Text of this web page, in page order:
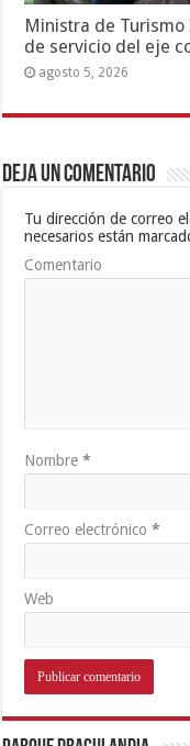
Ministra de
de servicio del eje
agosto 5, 2026
Deja un comentario
Tu dirección de correo
necesarios están
Comentario
Nombre*
Correo electrónico*
Web